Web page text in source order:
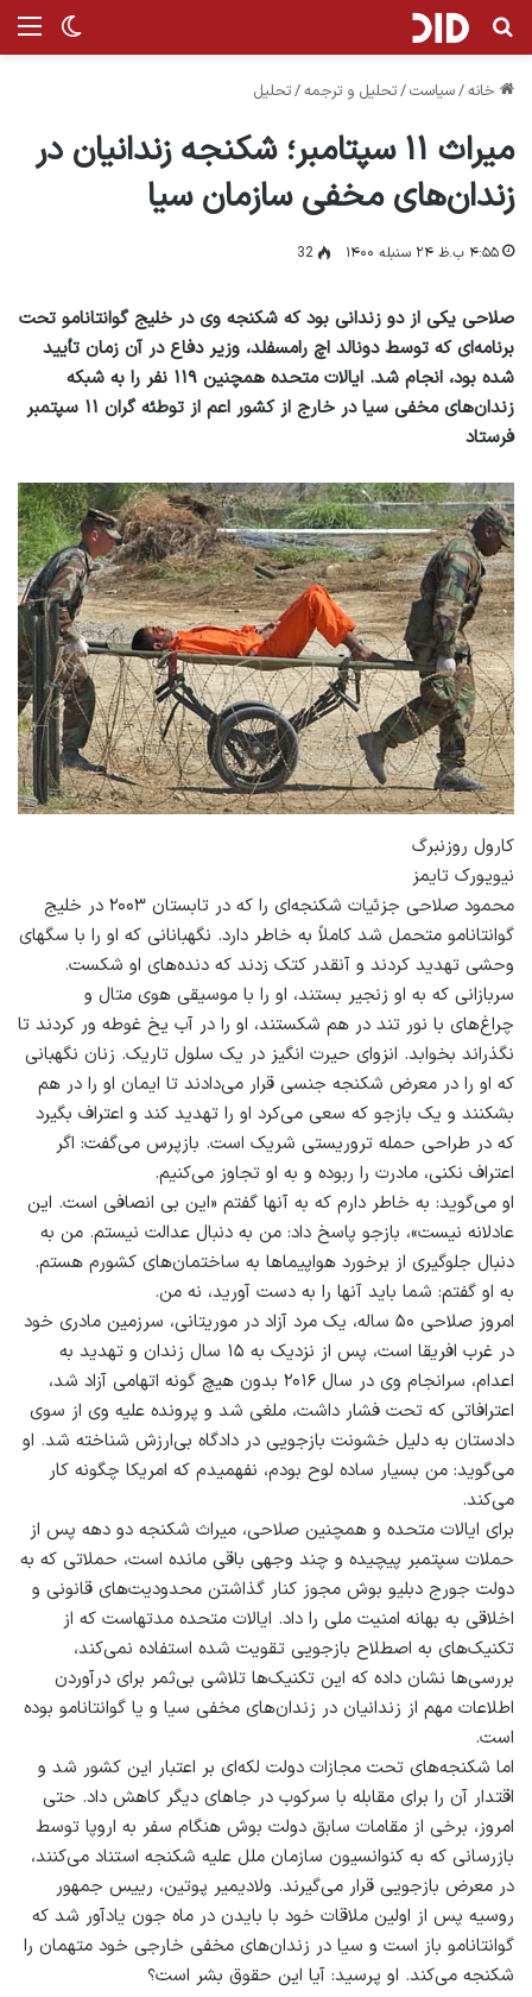
تغییر جستجو برای
خانه/سیاست/تحلیل و ترجمه/تحلیل
میراث ۱۱ سپتامبر؛ شکنجه زندانیان در
زندان‌های مخفی سازمان سیا
۴:۵۵ ب.ظ ۲۴ سنبله ۱۴۰۰ 32
صلاحی یکی از دو زندانی بود که شکنجه وی در خلیج گوانتانامو تحت
برنامه‌ای که توسط دونالد اچ رامسفلد، وزیر دفاع در آن زمان تأیید
شده بود، انجام شد. ایالات متحده همچنین ۱۱۹ نفر را به شبکه
زندان‌های مخفی سیا در خارج از کشور اعم از توطئه گران ۱۱ سپتمبر
فرستاد
کارول روزنبرگ
نیویورک تایمز
محمود صلاحی جزئیات شکنجه‌ای را که در تابستان ۲۰۰۳ در خلیج
گوانتانامو متحمل شد کاملاً به خاطر دارد. نگهبانانی که او را با سگهای
وحشی تهدید کردند و آنقدر کتک زدند که دنده‌های او شکست.
سربازانی که به او زنجیر بستند، او را با موسیقی هوی متال و
چراغ‌های با نور تند در هم شکستند، او را در آب یخ غوطه ور کردند تا
نگذراند بخوابد. انزوای حیرت انگیز در یک سلول تاریک. زنان نگهبانی
که او را در معرض شکنجه جنسی قرار می‌دادند تا ایمان او را در هم
بشکنند و یک بازجو که سعی می‌کرد او را تهدید کند و اعتراف بگیرد
که در طراحی حمله تروریستی شریک است. بازپرس می‌گفت: اگر
اعتراف نکنی، مادرت را ربوده و به او تجاوز می‌کنیم.
او می‌گوید: به خاطر دارم که به آنها گفتم «این بی انصافی است. این
عادلانه نیست»، بازجو پاسخ داد: من به دنبال عدالت نیستم. من به
دنبال جلوگیری از برخورد هواپیماها به ساختمان‌های کشورم هستم.
به او گفتم: شما باید آنها را به دست آورید، نه من.
امروز صلاحی ۵۰ ساله، یک مرد آزاد در موریتانی، سرزمین مادری خود
در غرب افریقا است، پس از نزدیک به ۱۵ سال زندان و تهدید به
اعدام، سرانجام وی در سال ۲۰۱۶ بدون هیچ گونه اتهامی آزاد شد،
اعترافاتی که تحت فشار داشت، ملغی شد و پرونده علیه وی از سوی
دادستان به دلیل خشونت بازجویی در دادگاه بی‌ارزش شناخته شد. او
می‌گوید: من بسیار ساده لوح بودم، نفهمیدم که امریکا چگونه کار
می‌کند.
برای ایالات متحده و همچنین صلاحی، میراث شکنجه دو دهه پس از
حملات سپتمبر پیچیده و چند وجهی باقی مانده است، حملاتی که به
دولت جورج دبلیو بوش مجوز کنار گذاشتن محدودیت‌های قانونی و
اخلاقی به بهانه امنیت ملی را داد. ایالات متحده مدتهاست که از
تکنیک‌های به اصطلاح بازجویی تقویت شده استفاده نمی‌کند،
بررسی‌ها نشان داده که این تکنیک‌ها تلاشی بی‌ثمر برای درآوردن
اطلاعات مهم از زندانیان در زندان‌های مخفی سیا و یا گوانتانامو بوده
است.
اما شکنجه‌های تحت مجازات دولت لکه‌ای بر اعتبار این کشور شد و
اقتدار آن را برای مقابله با سرکوب در جاهای دیگر کاهش داد. حتی
امروز، برخی از مقامات سابق دولت بوش هنگام سفر به اروپا توسط
بازرسانی که به کنوانسیون سازمان ملل علیه شکنجه استناد می‌کنند،
در معرض بازجویی قرار می‌گیرند. ولادیمیر پوتین، رییس جمهور
روسیه پس از اولین ملاقات خود با بایدن در ماه جون یادآور شد که
گوانتانامو باز است و سیا در زندان‌های مخفی خارجی خود متهمان را
شکنجه می‌کند. او پرسید: آیا این حقوق بشر است؟